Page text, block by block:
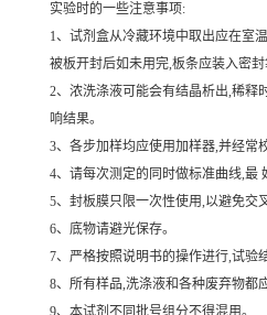
实验时的一些注意事项:
1、试剂盒从冷藏环境中取出应在室
被板开封后如未用完,板条应装入密封
2、浓洗涤液可能会有结晶析出,稀释
响结果。
3、各步加样均应使用加样器,并经常
4、请每次测定的同时做标准曲线,最
5、封板膜只限一次性使用,以避免交
6、底物请避光保存。
7、严格按照说明书的操作进行,试验
8、所有样品,洗涤液和各种废弃物都